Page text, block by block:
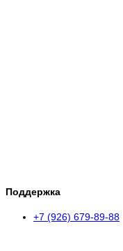
Поддержка
+7 (926) 679-89-88